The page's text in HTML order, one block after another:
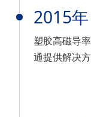
2015年
塑胶高磁导
通提供解决